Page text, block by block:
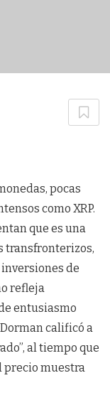
pocas
como XRP.
que es una
transfronterizos,
de
refleja
entusiasmo
calificó a
al tiempo que
precio muestra